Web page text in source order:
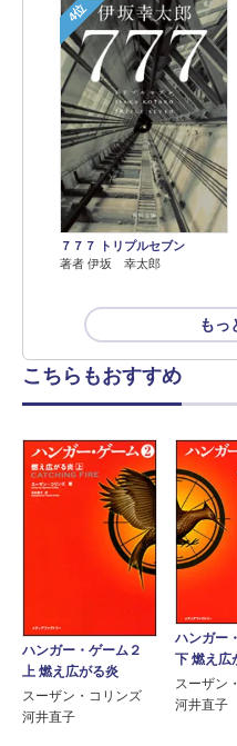
4位
７７７ トリプルセブン
著者 伊坂 幸太郎
もっ
こちらもおすすめ
ハンガー・ゲーム２
上 燃え広がる炎
スーザン・コリンズ
河井直子
ハンガー
下 燃え広
スーザン
河井直子